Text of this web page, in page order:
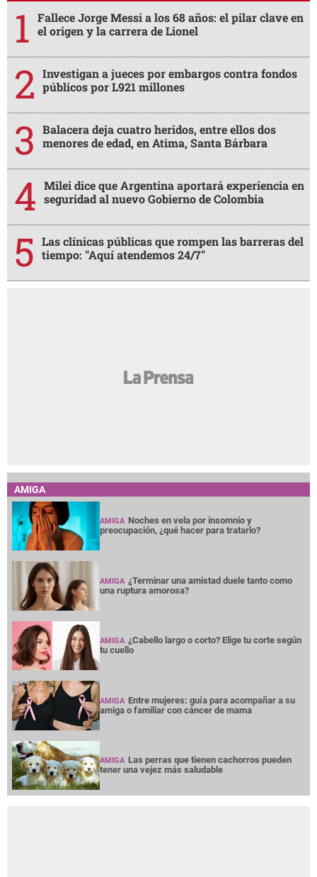
Fallece Jorge Messi a los 68 años: el pilar clave en
el origen y la carrera de Lionel
Investigan a jueces por embargos contra fondos
públicos por L921 millones
Balacera deja cuatro heridos, entre ellos dos
menores de edad, en Atima, Santa Bárbara
Milei dice que Argentina aportará experiencia en
seguridad al nuevo Gobierno de Colombia
Las clínicas públicas que rompen las barreras del
tiempo: "Aquí atendemos 24/7"
AMIGA
AMIGA Noches en vela por insomnio y
preocupación, ¿qué hacer para tratarlo?
AMIGA ¿Terminar una amistad duele tanto como
una ruptura amorosa?
AMIGA ¿Cabello largo o corto? Elige tu corte según
tu cuello
AMIGA Entre mujeres: guía para acompañar a su
amiga o familiar con cáncer de mama
AMIGA Las perras que tienen cachorros pueden
tener una vejez más saludable